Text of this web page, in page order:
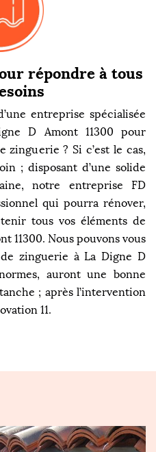
répondre à tous
entreprise spécialisée
D Amont 11300 pour
zinguerie ? Si c’est le cas,
; disposant d’une solide
notre entreprise FD
qui pourra rénover,
tous vos éléments de
11300. Nous pouvons vous
zinguerie à La Digne D
auront une bonne
; après l’intervention
11.